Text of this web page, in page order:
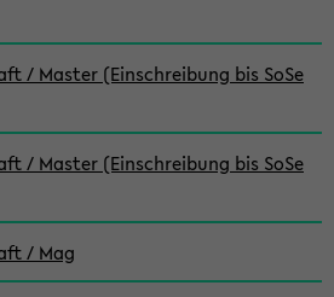
/ Master (Einschreibung bis SoSe
/ Master (Einschreibung bis SoSe
/ Mag